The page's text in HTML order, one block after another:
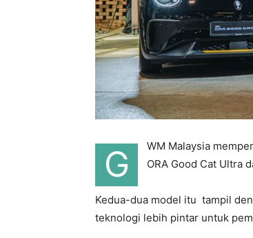
G
WM Malaysia
ORA Good Cat Ultra
Kedua-dua model itu tampil
teknologi lebih pintar untuk